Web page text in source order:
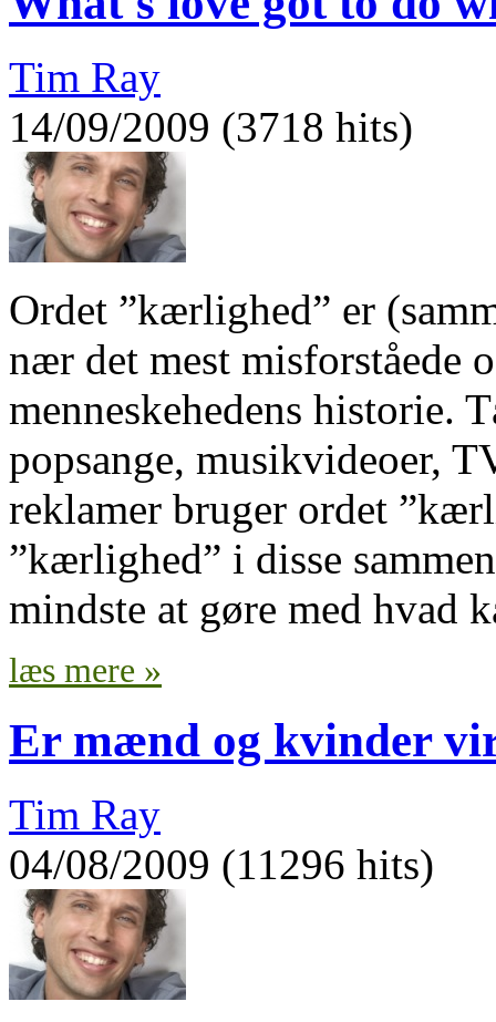
Tim Ray
14/09/2009 (3718 hits)
Ordet ”kærlighed” er
nær det mest misforståede
menneskehedens historie.
popsange, musikvideoer,
reklamer bruger ordet
”kærlighed” i disse
mindste at gøre med hvad
læs mere »
Er mænd og kvinder
Tim Ray
04/08/2009 (11296 hits)